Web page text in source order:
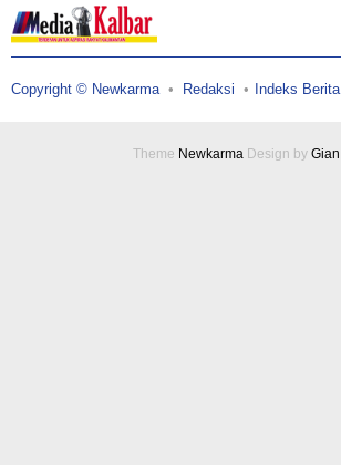
Copyright © Newkarma Redaksi Indeks Berita
Theme NewkarmaDesign by